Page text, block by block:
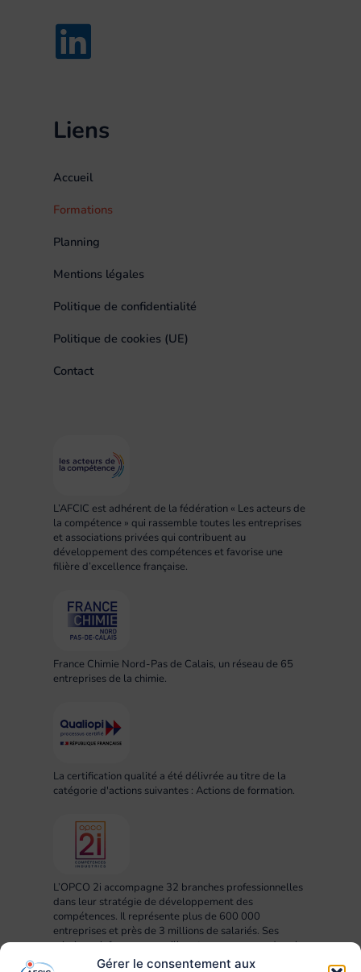
Gérer le consentement aux
Liens
Accueil
Formations
Planning
Mentions légales
Politique de confidentialité
Politique de cookies (UE)
Contact
L’AFCIC est adhérent de la fédération « Les acteurs de
la compétence » qui rassemble toutes les entreprises
et associations privées qui contribuent au
développement des compétences et favorise une
filière d’excellence française.
France Chimie Nord-Pas de Calais, un réseau de 65
entreprises de la chimie.
La certification qualité a été délivrée au titre de la
catégorie d'actions suivantes : Actions de formation.
L’OPCO 2i accompagne 32 branches professionnelles
dans leur stratégie de développement des
compétences. Il représente plus de 600 000
entreprises et près de 3 millions de salariés. Ses
missions : informer, conseiller et accompagner dans la
mise en œuvre des projets RH, compétences,